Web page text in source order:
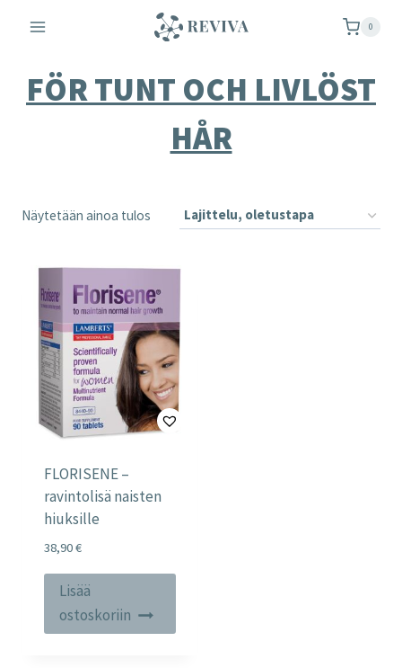
sisältöön
0
FÖR TUNT OCH LIVLÖST
HÅR
Näytetään ainoa tulos
FLORISENE –
ravintolisä naisten
hiuksille
38,90€
Lisää
ostoskoriin